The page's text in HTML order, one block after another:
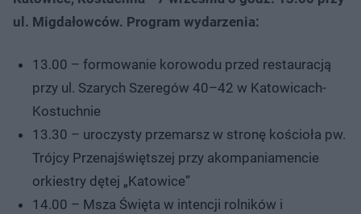
ul. Migdałowców. Program wydarzenia:
13.00 – formowanie korowodu przed restauracją
przy ul. Szarych Szeregów 40–42 w Katowicach-
Kostuchnie
13.30 – uroczysty przemarsz w stronę kościoła pw.
Trójcy Przenajświętszej przy akompaniamencie
orkiestry dętej „Katowice”
14.00 – Msza Święta w intencji rolników i